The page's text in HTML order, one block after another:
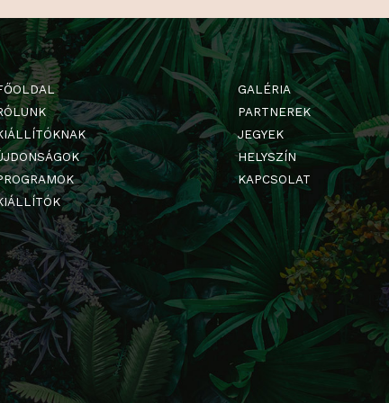
FŐOLDAL
RÓLUNK
KIÁLLÍTÓKNAK
ÚJDONSÁGOK
PROGRAMOK
KIÁLLÍTÓK
GALÉRIA
JEGYEK
HELYSZÍN